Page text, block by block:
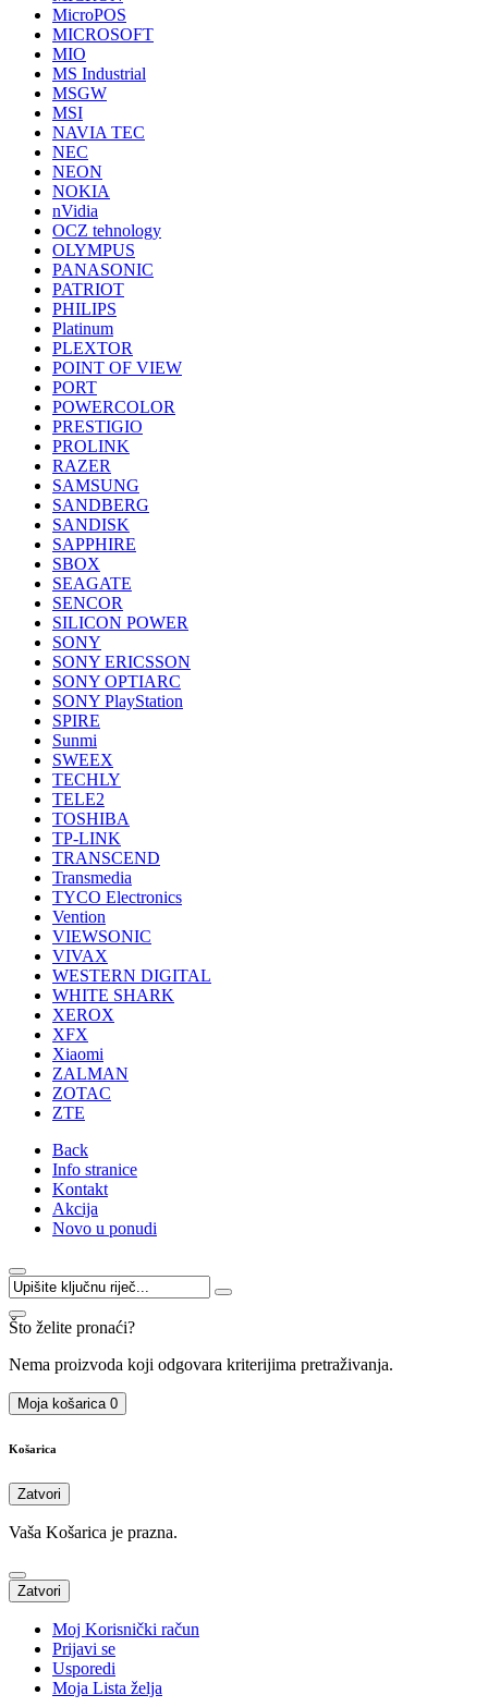
MicroPOS
MICROSOFT
MIO
MS Industrial
MSGW
MSI
NAVIA TEC
NEC
NEON
NOKIA
nVidia
OCZ tehnology
OLYMPUS
PANASONIC
PATRIOT
PHILIPS
Platinum
PLEXTOR
POINT OF VIEW
PORT
POWERCOLOR
PRESTIGIO
PROLINK
RAZER
SAMSUNG
SANDBERG
SANDISK
SAPPHIRE
SBOX
SEAGATE
SENCOR
SILICON POWER
SONY
SONY ERICSSON
SONY OPTIARC
SONY PlayStation
SPIRE
Sunmi
SWEEX
TECHLY
TELE2
TOSHIBA
TP-LINK
TRANSCEND
Transmedia
TYCO Electronics
Vention
VIEWSONIC
VIVAX
WESTERN DIGITAL
WHITE SHARK
XEROX
XFX
Xiaomi
ZALMAN
ZOTAC
ZTE
Back
Info stranice
Kontakt
Akcija
Novo u ponudi
Što želite pronaći?
Nema proizvoda koji odgovara kriterijima pretraživanja.
Moja košarica 0
Košarica
Zatvori
Vaša Košarica je prazna.
Zatvori
Moj Korisnički račun
Prijavi se
Usporedi
Moja Lista želja